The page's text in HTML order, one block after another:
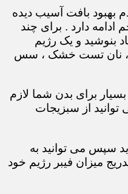
بهبود بافت آسیب دیده
دارد . برای چند
بنوشید و یک رژیم
، نان تست خشک ، سس
برای بدن شما لازم
از سبزیجات
سپس می توانید به
میزان فیبر رژیم خود